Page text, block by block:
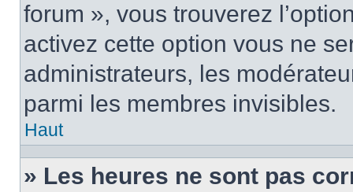
forum », vous trouverez
activez cette option vous ne
administrateurs, les
parmi les membres invisibles.
Haut
» Les heures ne sont pas